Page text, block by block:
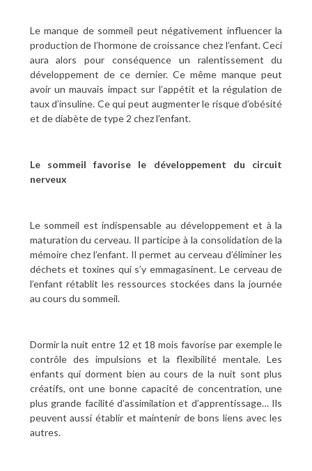
Le manque de sommeil peut négativement influencer la
production de l’hormone de croissance chez l’enfant. Ceci
aura alors pour conséquence un ralentissement du
développement de ce dernier. Ce même manque peut
avoir un mauvais impact sur l’appétit et la régulation de
taux d’insuline. Ce qui peut augmenter le risque d’obésité
et de diabète de type 2 chez l’enfant.
Le sommeil favorise le développement du circuit
nerveux
Le sommeil est indispensable au développement et à la
maturation du cerveau. Il participe à la consolidation de la
mémoire chez l’enfant. Il permet au cerveau d’éliminer les
déchets et toxines qui s’y emmagasinent. Le cerveau de
l’enfant rétablit les ressources stockées dans la journée
au cours du sommeil.
Dormir la nuit entre 12 et 18 mois favorise par exemple le
contrôle des impulsions et la flexibilité mentale. Les
enfants qui dorment bien au cours de la nuit sont plus
créatifs, ont une bonne capacité de concentration, une
plus grande facilité d’assimilation et d’apprentissage… Ils
peuvent aussi établir et maintenir de bons liens avec les
autres.